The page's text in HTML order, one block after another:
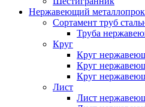
Нержавеющий
Сортамент труб
Труба
Круг
Круг
Круг
Круг
Лист
Лист